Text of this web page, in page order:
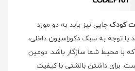
کودک چاپی نیز باید به دو مورد
با توجه به سبک دکوراسیون داخلی،
که با محیط شما سازگار باشد. دومین
برای داشتن بالشتی با کیفیت